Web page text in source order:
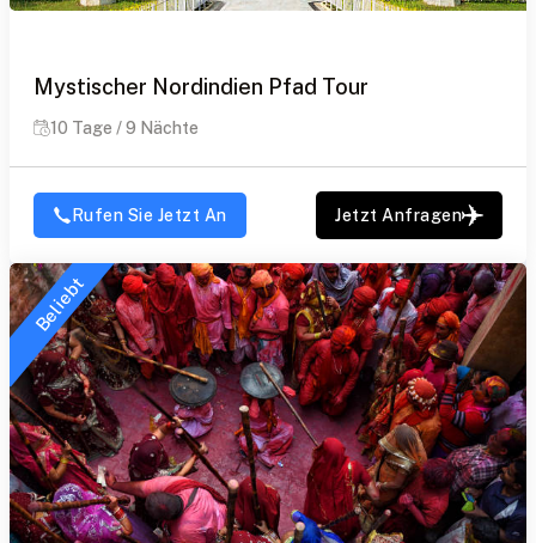
Mystischer Nordindien Pfad Tour
10 Tage / 9 Nächte
Rufen Sie Jetzt An Jetzt Anfragen
Beliebt